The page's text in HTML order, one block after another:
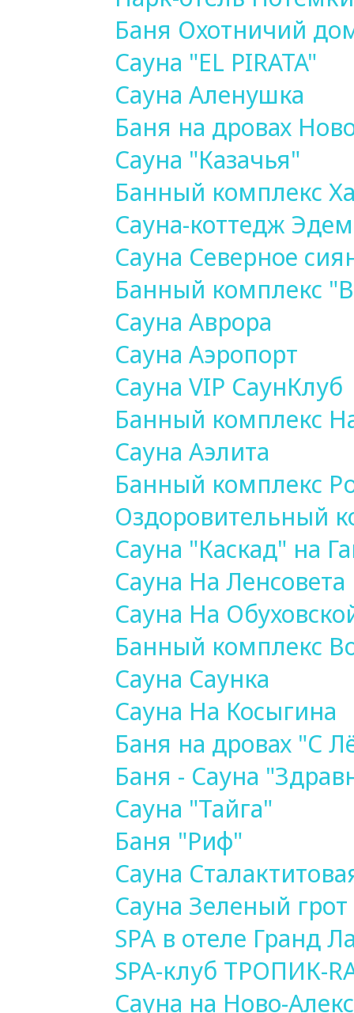
Баня Охотничий
Сауна "EL PIRATA"
Сауна Аленушка
Баня на дровах
Сауна "Казачья"
Банный комплекс
Cауна-коттедж Эдем
Сауна Северное
Банный комплекс
Сауна Аврора
Сауна Аэропорт
Сауна VIP СаунКлуб
Банный комплекс
Сауна Аэлита
Банный комплекс
Оздоровительный
Сауна "Каскад" на
Сауна На Ленсовета
Сауна На
Банный комплекс
Сауна Саунка
Сауна На Косыгина
Баня на дровах "С
Баня - Сауна
Сауна "Тайга"
Баня "Риф"
Сауна
Сауна Зеленый грот
SPA в отеле Гранд
SPA-клуб ТРОПИК-
Сауна на Ново-